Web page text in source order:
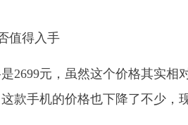
2699元，虽然这个价格其实相
款手机的价格也下降了不少，